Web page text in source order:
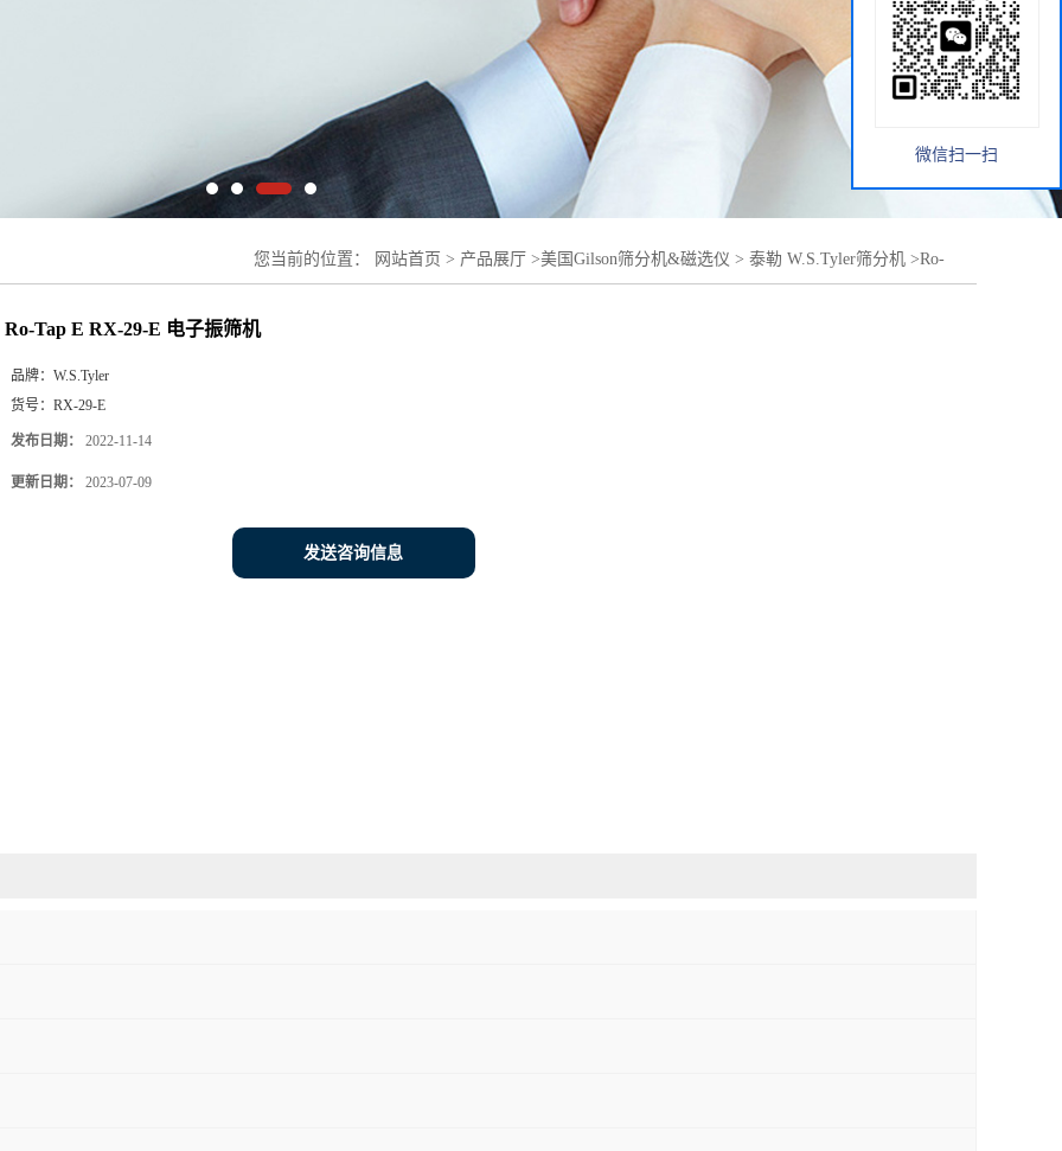
您当前的位置： 网站首页 > 产品展厅 >美国Gilson筛分机&磁选仪 > 泰勒 W.S.Tyler筛分机 >Ro-
Ro-Tap E RX-29-E 电子振筛机
品牌： W.S.Tyler
货号： RX-29-E
发布日期： 2022-11-14
更新日期： 2023-07-09
发送咨询信息
微信扫一扫